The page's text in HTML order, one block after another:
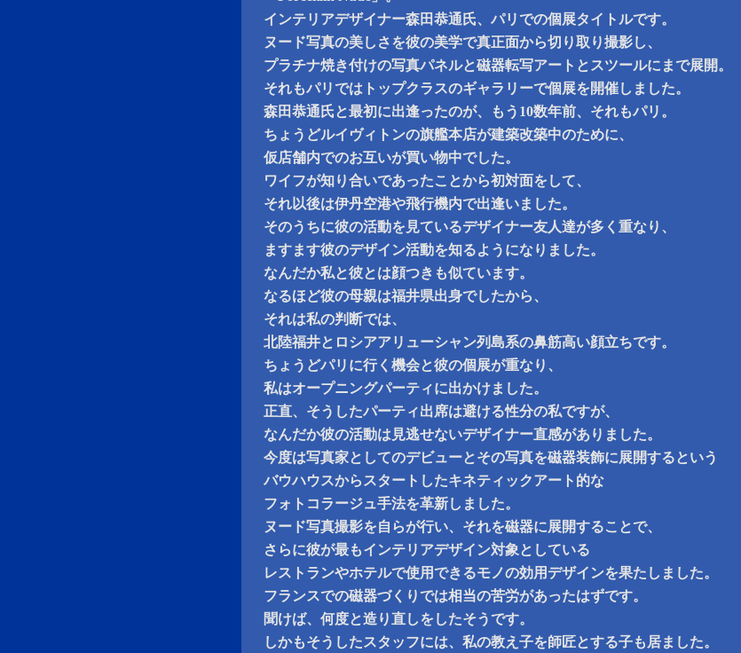
インテリアデザイナー森田恭通氏、パリでの個展タイトルです。
ヌード写真の美しさを彼の美学で真正面から切り取り撮影し、
プラチナ焼き付けの写真パネルと磁器転写アートとスツールにまで展開。
それもパリではトップクラスのギャラリーで個展を開催しました。
森田恭通氏と最初に出逢ったのが、もう10数年前、それもパリ。
ちょうどルイヴィトンの旗艦本店が建築改築中のために、
仮店舗内でのお互いが買い物中でした。
ワイフが知り合いであったことから初対面をして、
それ以後は伊丹空港や飛行機内で出逢いました。
そのうちに彼の活動を見ているデザイナー友人達が多く重なり、
ますます彼のデザイン活動を知るようになりました。
なんだか私と彼とは顔つきも似ています。
なるほど彼の母親は福井県出身でしたから、
それは私の判断では、
北陸福井とロシアアリューシャン列島系の鼻筋高い顔立ちです。
ちょうどパリに行く機会と彼の個展が重なり、
私はオープニングパーティに出かけました。
正直、そうしたパーティ出席は避ける性分の私ですが、
なんだか彼の活動は見逃せないデザイナー直感がありました。
今度は写真家としてのデビューとその写真を磁器装飾に展開するという
バウハウスからスタートしたキネティックアート的な
フォトコラージュ手法を革新しました。
ヌード写真撮影を自らが行い、それを磁器に展開することで、
さらに彼が最もインテリアデザイン対象としている
レストランやホテルで使用できるモノの効用デザインを果たしました。
フランスでの磁器づくりでは相当の苦労があったはずです。
聞けば、何度と造り直しをしたそうです。
しかもそうしたスタッフには、私の教え子を師匠とする子も居ました。